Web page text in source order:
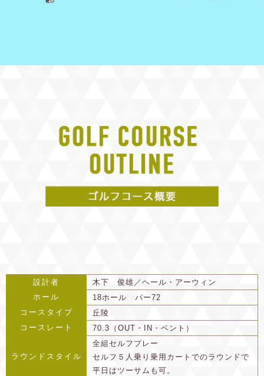
設計者
木下 俊雄／ヘール・アーウィン
ホール
18ホール パー72
コースタイプ
丘陵
コースレート
70.3（OUT・IN・ベント）
ラウンドスタイル
全組セルフプレー
セルフ５人乗り乗用カートでのラウンドで
平日はツーサムも可。